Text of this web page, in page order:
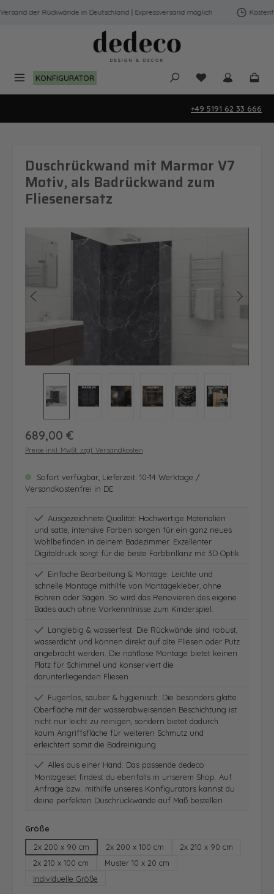
Zum Hauptinhalt springen
der Rückwände in Deutschland | Expressversand möglich
KONFIGURATOR Du hast 0
+49 5191 62 33 666
Duschrückwand mit Marmor V7
Motiv, als Badrückwand zum
Fliesenersatz
Bildergalerie überspringen
Regulärer Preis:
689,00 €
Preise inkl. MwSt. zzgl. Versandkosten
Sofort verfügbar, Lieferzeit: 10-14 Werktage /
Versandkostenfrei in DE
Ausgezeichnete Qualität: Hochwertige Materialien
und satte, intensive Farben sorgen für ein ganz neues
Wohlbefinden in deinem Badezimmer. Exzellenter
Digitaldruck sorgt für die beste Farbbrillanz mit 3D Optik
Einfache Bearbeitung & Montage: Leichte und
schnelle Montage mithilfe von Montagekleber, ohne
Bohren oder Sägen. So wird das Renovieren des eigene
Bades auch ohne Vorkenntnisse zum Kinderspiel.
Langlebig & wasserfest: Die Rückwände sind robust,
wasserdicht und können direkt auf alte Fliesen oder Putz
angebracht werden. Die nahtlose Montage bietet keinen
Platz für Schimmel und konserviert die
darunterliegenden Fliesen
Fugenlos, sauber & hygienisch: Die besonders glatte
Oberfläche mit der wasserabweisenden Beschichtung ist
nicht nur leicht zu reinigen, sondern bietet dadurch
kaum Angriffsfläche für weiteren Schmutz und
erleichtert somit die Badreinigung
Alles aus einer Hand: Das passende dedeco
Montageset findest du ebenfalls in unserem Shop. Auf
Anfrage bzw. mithilfe unseres Konfigurators kannst du
deine perfekten Duschrückwände auf Maß bestellen
Größe
2x 200 x 90 cm
2x 200 x 100 cm
2x 210 x 90 cm
2x 210 x 100 cm
Muster 10 x 20 cm
Individuelle Größe